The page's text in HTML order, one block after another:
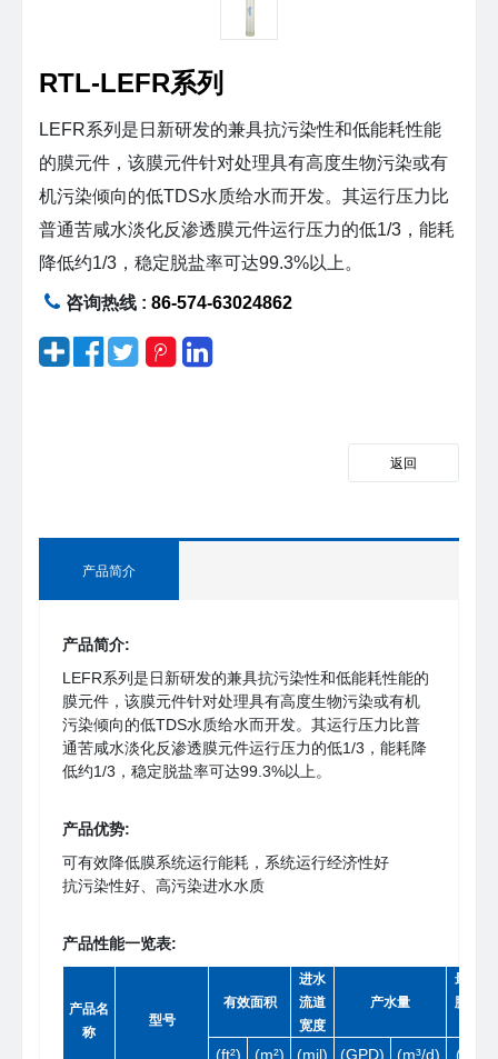
RTL-LEFR系列
LEFR系列是日新研发的兼具抗污染性和低能耗性能
的膜元件，该膜元件针对处理具有高度生物污染或有
机污染倾向的低TDS水质给水而开发。其运行压力比
普通苦咸水淡化反渗透膜元件运行压力的低1/3，能耗
降低约1/3，稳定脱盐率可达99.3%以上。
咨询热线 : 86-574-63024862
返回
产品简介
产品简介:
LEFR系列是日新研发的兼具抗污染性和低能耗性能的
膜元件，该膜元件针对处理具有高度生物污染或有机
污染倾向的低TDS水质给水而开发。其运行压力比普
通苦咸水淡化反渗透膜元件运行压力的低1/3，能耗降
低约1/3，稳定脱盐率可达99.3%以上。
产品优势:
可有效降低膜系统运行能耗，系统运行经济性好
抗污染性好、高污染进水水质
产品性能一览表:
产品名
称
型号
有效面积
进水
流道
宽度
产水量
最低
脱盐
(ft²) (m²) (mil) (GPD) (m³/d)
(%)